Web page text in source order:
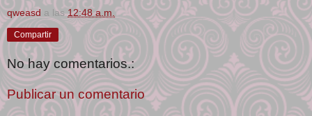
qweasd a las12:48 a.m.
Compartir
No hay comentarios.:
Publicar un comentario